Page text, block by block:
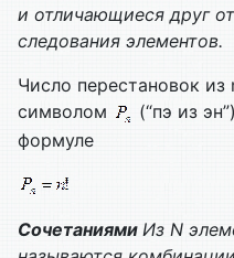
и отличающиеся друг
следования элементов.
Число перестановок из
символом
(“пэ из
формуле
Сочетаниями Из N